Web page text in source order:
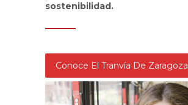
sostenibilidad.
Conoce El Tranvía De Zaragoza